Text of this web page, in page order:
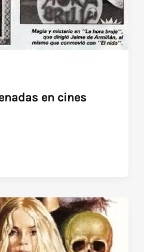
en cines